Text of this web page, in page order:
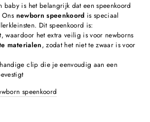
baby is het belangrijk dat een speenkoord
Ons newborn speenkoord is speciaal
Dit speenkoord is:
waardoor het extra veilig is voor newborns
materialen, zodat het niet te zwaar is voor
clip die je eenvoudig aan een
speenkoord